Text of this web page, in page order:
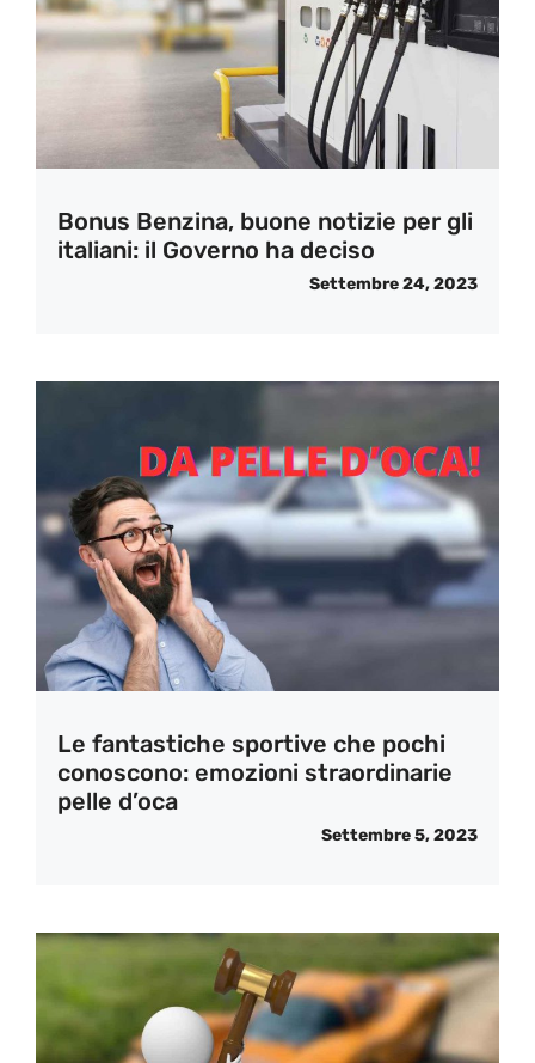
Bonus Benzina, buone notizie per gli
italiani: il Governo ha deciso
Settembre 24, 2023
Le fantastiche sportive che pochi
conoscono: emozioni straordinarie
pelle d’oca
Settembre 5, 2023